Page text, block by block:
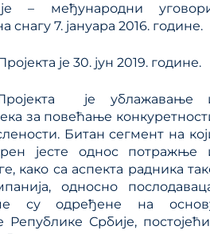
– међународни
снагу 7. јануара 2016. године.
је 30. јун 2019. године.
je ублажавање
за повећање
Битан сегмент на
јесте однос потражње
како са аспекта радника
односно
су одређене на
Републике Србије,